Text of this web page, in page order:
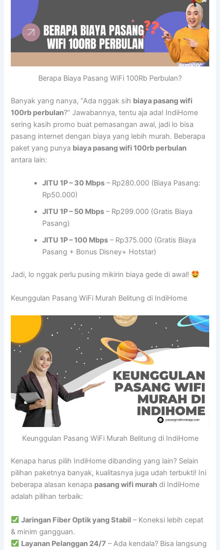
Berapa Biaya Pasang WiFi 100Rb Perbulan?
Banyak yang nanya, “Ada nggak sih biaya pasang wifi
100rb perbulan?” Jawabannya, tentu aja ada! IndiHome
sering kasih promo buat pemasangan awal, jadi lo bisa
pasang internet dengan biaya yang lebih murah. Beberapa
paket yang punya biaya pasang wifi 100rb perbulan
antara lain:
JITU 1P – 30 Mbps – Rp280.000 (Biaya Pasang:
Rp50.000)
JITU 1P – 50 Mbps – Rp299.000 (Gratis Biaya
Pasang)
JITU 1P – 100 Mbps – Rp375.000 (Gratis Biaya
Pasang + Bonus Disney+ Hotstar)
Jadi, lo nggak perlu pusing mikirin biaya gede di awal!
Keunggulan Pasang WiFi Murah Belitung di IndiHome
Keunggulan Pasang WiFi Murah Belitung di IndiHome
Kenapa harus pilih IndiHome dibanding yang lain? Selain
pilihan paketnya banyak, kualitasnya juga udah terbukti! Ini
beberapa alasan kenapa pasang wifi murah di IndiHome
adalah pilihan terbaik:
Jaringan Fiber Optik yang Stabil – Koneksi lebih cepat
& minim gangguan.
Layanan Pelanggan 24/7 – Ada kendala? Bisa langsung